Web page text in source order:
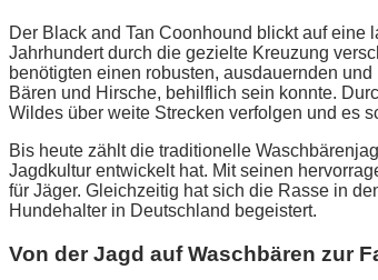
Der Black and Tan Coonhound blickt auf
Jahrhundert durch die gezielte Kreuzung
benötigten einen robusten, ausdauernden
Bären und Hirsche, behilflich sein konnte.
Wildes über weite Strecken verfolgen und es
Bis heute zählt die traditionelle
Jagdkultur entwickelt hat. Mit seinen
für Jäger. Gleichzeitig hat sich die Rasse in
Hundehalter in Deutschland begeistert.
Von der Jagd auf Waschbären zur